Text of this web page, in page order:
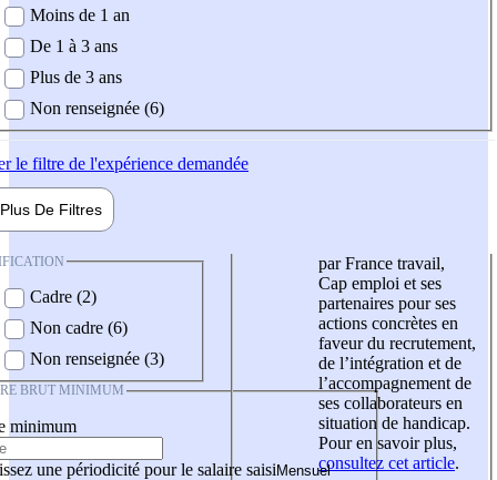
demandée
Moins de 1 an
De 1 à 3 ans
Plus de 3 ans
Non renseignée (6)
le filtre de l'expérience demandée
Plus De Filtres
Cadre (2)
Non cadre (6)
Non renseignée (3)
BRUT MINIMUM
minimum
une périodicité pour le salaire saisi
par France travail,
Cap emploi et ses
partenaires pour ses
actions concrètes en
faveur du recrutement,
de l’intégration et de
l’accompagnement de
ses collaborateurs en
situation de handicap.
Pour en savoir plus,
consultez cet article.